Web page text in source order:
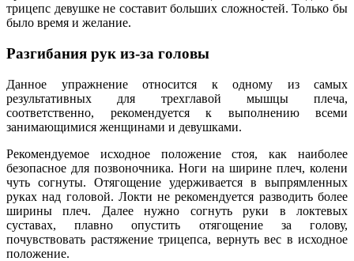
трицепс девушке не составит больших сложностей. Только бы
было время и желание.
Разгибания рук из-за головы
Данное упражнение относится к одному из самых
результативных для трехглавой мышцы плеча,
соответственно, рекомендуется к выполнению всеми
занимающимися женщинами и девушками.
Рекомендуемое исходное положение стоя, как наиболее
безопасное для позвоночника. Ноги на ширине плеч, колени
чуть согнуты. Отягощение удерживается в выпрямленных
руках над головой. Локти не рекомендуется разводить более
ширины плеч. Далее нужно согнуть руки в локтевых
суставах, плавно опустить отягощение за голову,
почувствовать растяжение трицепса, вернуть вес в исходное
положение.